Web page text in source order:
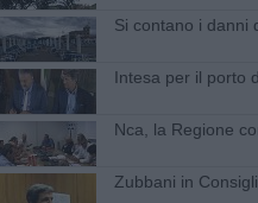
Si contano i danni
Intesa per il porto
Nca, la Regione
Zubbani in